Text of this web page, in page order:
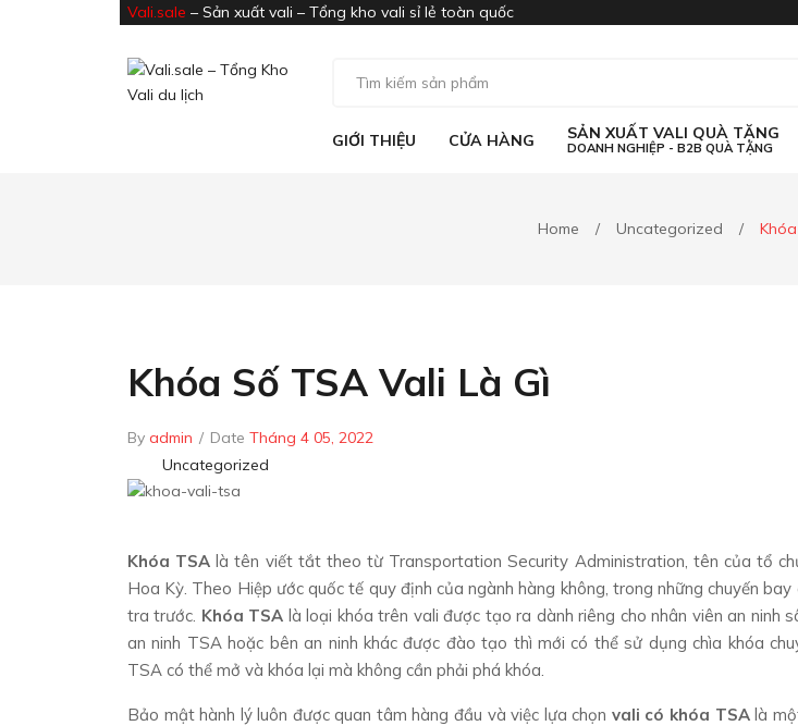
Vali.sale – Sản xuất vali – Tổng kho vali sỉ lẻ toàn quốc
GIỚI THIỆU CỬA HÀNG SẢN XUẤT VALI QUÀ TẶNG
DOANH NGHIỆP - B2B QUÀ TẶNG
Home
/ Uncategorized /
Khóa Số TSA Vali Là Gì
By admin / Date Tháng 4 05, 2022
Uncategorized
Khóa TSA là tên viết tắt theo từ Transportation Security Administration, tên của tổ
Hoa Kỳ. Theo Hiệp ước quốc tế quy định của ngành hàng không, trong những chuyến
tra trước. Khóa TSA là loại khóa trên vali được tạo ra dành riêng cho nhân viên an ninh
an ninh TSA hoặc bên an ninh khác được đào tạo thì mới có thể sử dụng chìa khóa
TSA có thể mở và khóa lại mà không cần phải phá khóa.
Bảo mật hành lý luôn được quan tâm hàng đầu và việc lựa chọn vali có khóa TSAlà